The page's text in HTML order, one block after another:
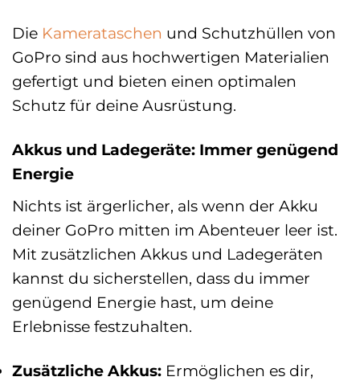
Die Kamerataschen und Schutzhüllen von
GoPro sind aus hochwertigen Materialien
gefertigt und bieten einen optimalen
Schutz für deine Ausrüstung.
Akkus und Ladegeräte: Immer genügend
Energie
Nichts ist ärgerlicher, als wenn der Akku
deiner GoPro mitten im Abenteuer leer ist.
Mit zusätzlichen Akkus und Ladegeräten
kannst du sicherstellen, dass du immer
genügend Energie hast, um deine
Erlebnisse festzuhalten.
Zusätzliche Akkus: Ermöglichen es dir,